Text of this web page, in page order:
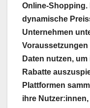
Online-
dynamische
Unternehmen
Daten nutzen,
Rabatte
Plattformen
ihre